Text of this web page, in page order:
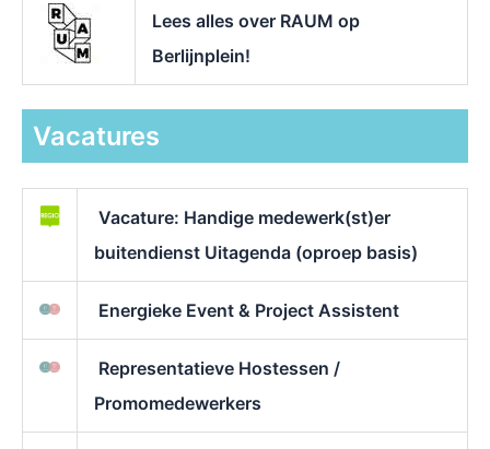
Lees alles over RAUM op
Berlijnplein!
Vacatures
Vacature: Handige medewerk(st)er
buitendienst Uitagenda (oproep basis)
Energieke Event & Project Assistent
Representatieve Hostessen /
Promomedewerkers